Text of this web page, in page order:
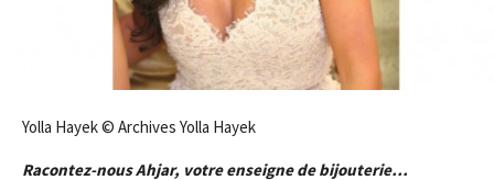
Yolla Hayek © Archives Yolla Hayek
Racontez-nous Ahjar, votre enseigne de bijouterie…